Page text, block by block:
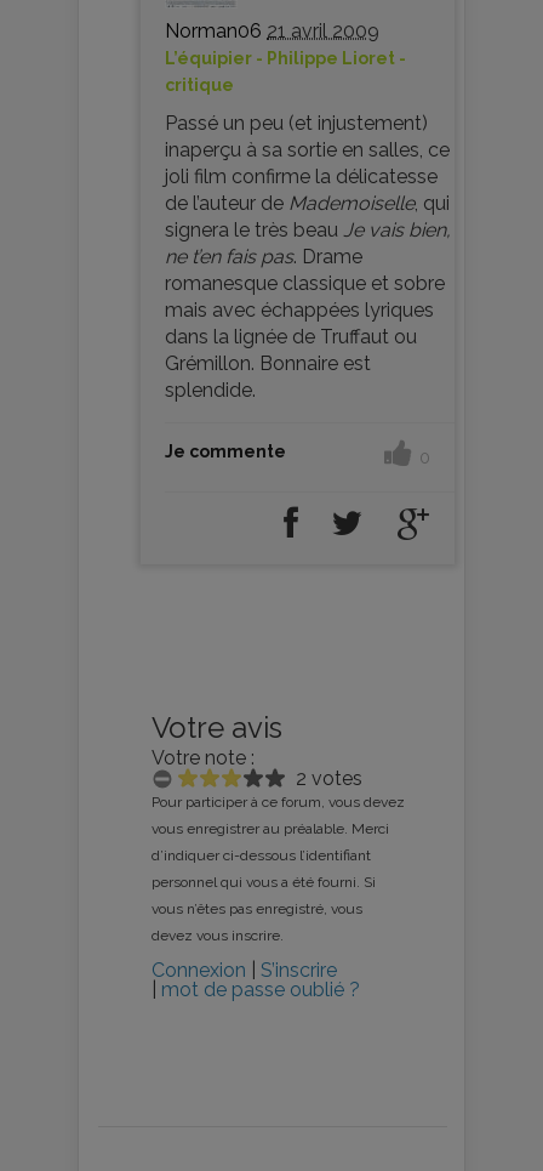
Norman06 21 avril 2009
L’équipier - Philippe Lioret -
critique
Passé un peu (et injustement)
inaperçu à sa sortie en salles, ce
joli film confirme la délicatesse
de l’auteur de Mademoiselle, qui
signera le très beau Je vais bien,
ne t’en fais pas. Drame
romanesque classique et sobre
mais avec échappées lyriques
dans la lignée de Truffaut ou
Grémillon. Bonnaire est
splendide.
Je commente 0
Votre avis
Votre note :
2 votes
Pour participer à ce forum, vous devez
vous enregistrer au préalable. Merci
d’indiquer ci-dessous l’identifiant
personnel qui vous a été fourni. Si
vous n’êtes pas enregistré, vous
devez vous inscrire.
Connexion
S’inscrire
mot de passe oublié ?